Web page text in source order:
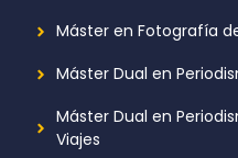
Máster en Fotografía
Máster Dual en
Máster Dual en
Viajes